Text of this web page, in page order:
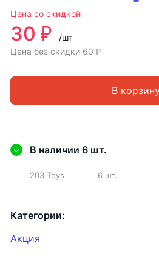
Цена со скидкой
30 ₽
/шт
Цена без скидки 60 ₽
В
Категории:
Акция
В наличии 6 шт.
203 Toys 6 шт.